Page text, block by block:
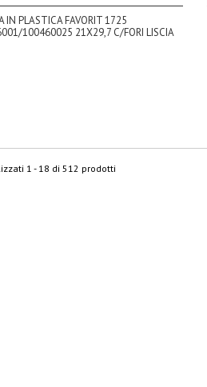
IN PLASTICA FAVORIT 1725
100460025 21X29,7 C/FORI LISCIA
1 - 18 di 512 prodotti